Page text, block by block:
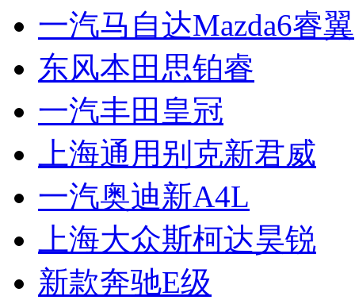
一汽马自达Mazda6睿翼
东风本田思铂睿
一汽丰田皇冠
上海通用别克新君威
一汽奥迪新A4L
上海大众斯柯达昊锐
新款奔驰E级